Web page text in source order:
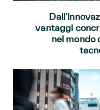
vantaggi
nel mondo